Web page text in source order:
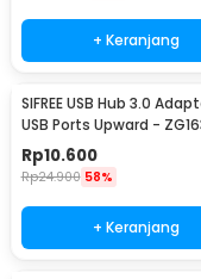
+ Keranjang
SIFREE USB Hub 3.0
USB Ports Upward -
Rp10.600
Rp24.900 58%
+ Keranjang